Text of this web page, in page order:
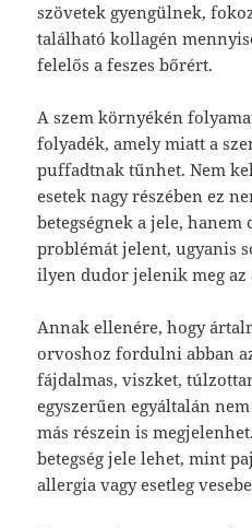
szövetek gyengülnek,
található kollagén
felelős a feszes bőrért.
A szem környékén
folyadék, amely miatt a
puffadtnak tűnhet. Nem
esetek nagy részében ez
betegségnek a jele, hanem
problémát jelent, ugyanis
ilyen dudor jelenik meg az
Annak ellenére, hogy
orvoshoz fordulni abban
fájdalmas, viszket,
egyszerűen egyáltalán
más részein is
betegség jele lehet, mint
allergia vagy esetleg